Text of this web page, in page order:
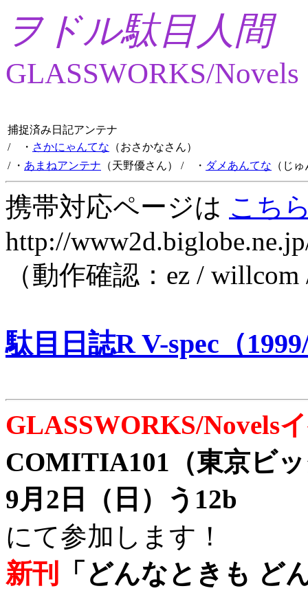
ヲドル駄目人間
GLASSWORKS/Novels
捕捉済み日記アンテナ
/ ・ さかにゃんてな （おさかなさん）
/ ・ あまねアンテナ （天野優さん） / ・ ダメあんてな （じ
携帯対応ページは こち
http://
（動作確認：ez /
駄目日誌R V-spec（
GLASSWORKS/Novels
COMITIA101（東京ビ
9月2日（日）う12b
にて参加します！
新刊
「どんなときも ど